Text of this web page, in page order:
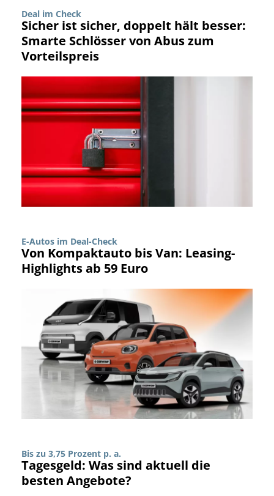
Deal im Check
Sicher ist sicher, doppelt hält besser:
Smarte Schlösser von Abus zum
Vorteilspreis
E-Autos im Deal-Check
Von Kompaktauto bis Van: Leasing-
Highlights ab 59 Euro
Bis zu 3,75 Prozent p. a.
Tagesgeld: Was sind aktuell die
besten Angebote?